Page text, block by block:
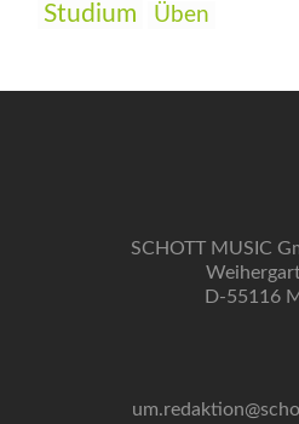
Studium Üben
SCHOTT MUSIC
D-55116